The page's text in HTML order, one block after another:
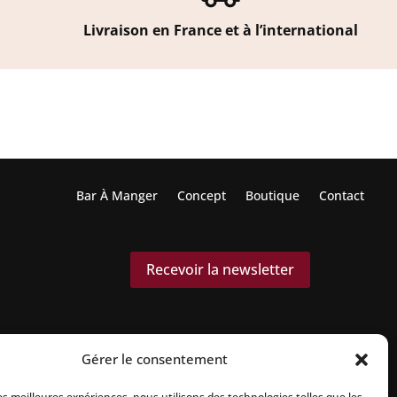
Gérer le consentement
Livraison en France et à l’international
Bar À Manger Concept Boutique Contact
Recevoir la newsletter